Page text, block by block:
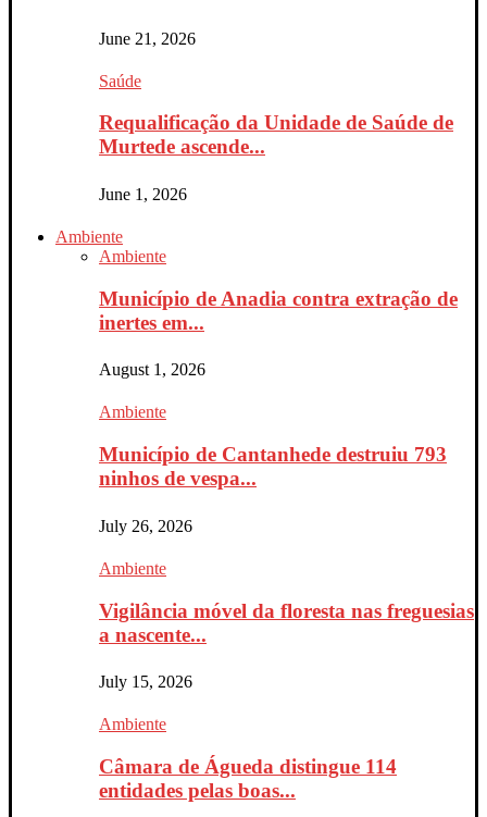
June 21, 2026
Saúde
Requalificação da Unidade de Saúde de
Murtede ascende...
June 1, 2026
Ambiente
Ambiente
Município de Anadia contra extração de
inertes em...
August 1, 2026
Ambiente
Município de Cantanhede destruiu 793
ninhos de vespa...
July 26, 2026
Ambiente
Vigilância móvel da floresta nas freguesias
a nascente...
July 15, 2026
Ambiente
Câmara de Águeda distingue 114
entidades pelas boas...